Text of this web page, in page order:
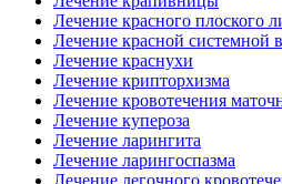
Лечение красного плоского
Лечение красной системной
Лечение краснухи
Лечение крипторхизма
Лечение кровотечения
Лечение купероза
Лечение ларингита
Лечение ларингоспазма
Лечение легочного